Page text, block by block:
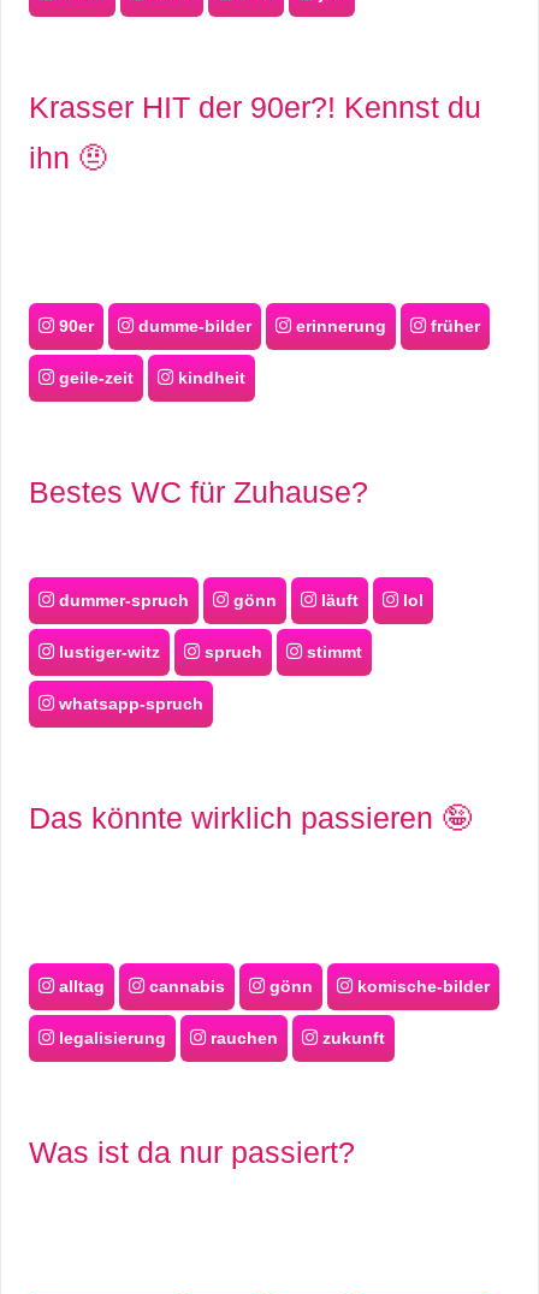
Krasser HIT der 90er?! Kennst du
ihn 🤨
90er dumme-bilder erinnerung früher
geile-zeit kindheit
Bestes WC für Zuhause?
dummer-spruch gönn läuft lol
lustiger-witz spruch stimmt
whatsapp-spruch
Das könnte wirklich passieren 🤪
alltag cannabis gönn komische-bilder
legalisierung rauchen zukunft
Was ist da nur passiert?